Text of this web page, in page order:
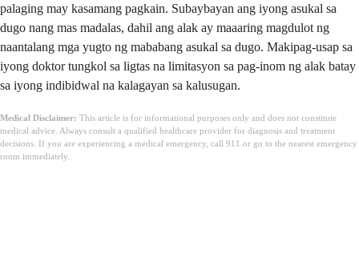
palaging may kasamang pagkain. Subaybayan ang iyong asukal sa
dugo nang mas madalas, dahil ang alak ay maaaring magdulot ng
naantalang mga yugto ng mababang asukal sa dugo. Makipag-usap sa
iyong doktor tungkol sa ligtas na limitasyon sa pag-inom ng alak batay
sa iyong indibidwal na kalagayan sa kalusugan.
Medical Disclaimer: This article is for informational purposes only and does not constitute
medical advice. Always consult a qualified healthcare provider for diagnosis and treatment
decisions. If you are experiencing a medical emergency, call 911 or go to the nearest emergency
room immediately.